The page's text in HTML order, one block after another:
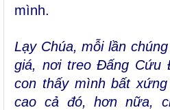
mình.
Lạy Chúa, mỗi lần
giá, nơi treo Đấng Cứu
con thấy mình bất
cao cả đó, hơn nữa,